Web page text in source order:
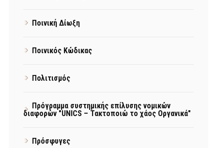
Ποινική Δίωξη
Ποινικός Κώδικας
Πολιτισμός
Πρόγραμμα συστημικής επίλυσης νομικών
διαφορών "UNICS – Τακτοποιώ το χάος Οργανικά"
Πρόσφυγες